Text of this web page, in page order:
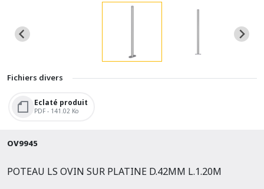
Fichiers divers
Eclaté produit
PDF - 141.02 Ko
OV9945
POTEAU LS OVIN SUR PLATINE D.42MM L.1.20M